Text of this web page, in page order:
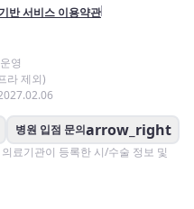
반 서비스 이용약관
영
라 제외)
병원 입점 문의arrow_right
료기관이 등록한 시/수술 정보 및